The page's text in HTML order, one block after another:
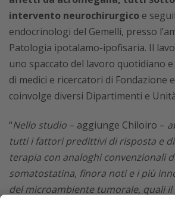
intervento neurochirurgico e
endocrinologi del Gemelli, presso
Patologia ipotalamo-ipofisaria. Il
uno spaccato del lavoro quotidiano
di medici e ricercatori di Fondazione
coinvolge diversi Dipartimenti e
“Nello studio – aggiunge Chiloiro –
tutti i fattori predittivi di risposta e
terapia con analoghi convenzionali
somatostatina, finora noti e i più
del microambiente tumorale, quali